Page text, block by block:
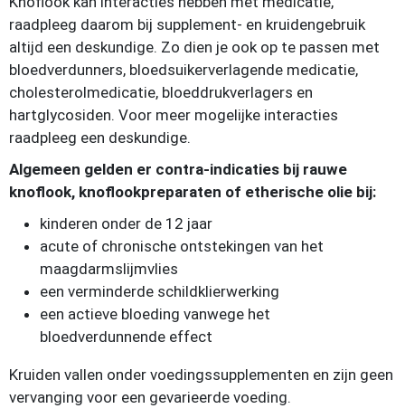
raadpleeg daarom bij supplement- en kruidengebruik
altijd een deskundige. Zo dien je ook op te passen met
bloedverdunners, bloedsuikerverlagende medicatie,
cholesterolmedicatie, bloeddrukverlagers en
hartglycosiden. Voor meer mogelijke interacties
raadpleeg een deskundige.
Algemeen gelden er contra-indicaties bij rauwe
knoflook, knoflookpreparaten of etherische olie bij:
kinderen onder de 12 jaar
acute of chronische ontstekingen van het
maagdarmslijmvlies
een verminderde schildklierwerking
een actieve bloeding vanwege het
bloedverdunnende effect
Kruiden vallen onder voedingssupplementen en zijn geen
vervanging voor een gevarieerde voeding.